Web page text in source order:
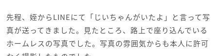
先程、姪からLINEにて「じいちゃんがいたよ」と言って写
真が送ってきました。見たところ、路上で座り込んでいる
ホームレスの写真でした。写真の雰囲気からも本人に許可